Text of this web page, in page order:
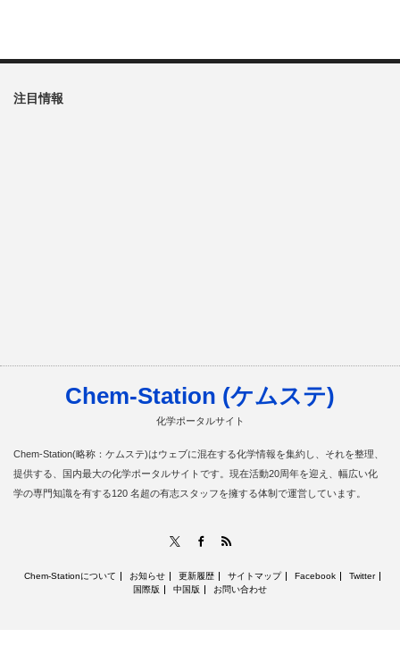
注目情報
Chem-Station (ケムステ)
化学ポータルサイト
Chem-Station(略称：ケムステ)はウェブに混在する化学情報を集約し、それを整理、
提供する、国内最大の化学ポータルサイトです。現在活動20周年を迎え、幅広い化
学の専門知識を有する120 名超の有志スタッフを擁する体制で運営しています。
Facebook
Chem-Stationについて お知らせ 更新履歴 サイトマップ Facebook
Twitter
国際版
中国版 お問い合わせ